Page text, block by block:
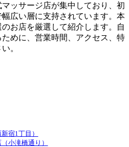
ッサージ店が集中しており、初
広い層に支持されています。本
お店を厳選して紹介します。自
めに、営業時間、アクセス、特
。
宿1丁目）
小滝橋通り）